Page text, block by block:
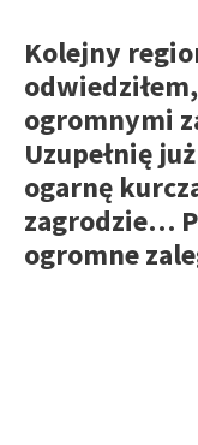
Kolejny
ogromnymi
Uzupełnię
ogarnę
zagrodzie…
ogromne